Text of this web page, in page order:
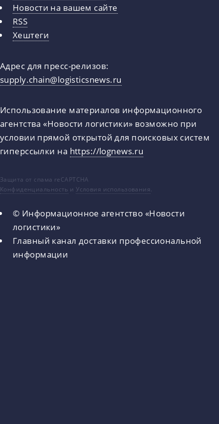
Новости на вашем сайте
RSS
Хештеги
Адрес для пресс-релизов:
supply.chain@logisticsnews.ru
Использование материалов информационного
агентства «Новости логистики» возможно при
условии прямой открытой для поисковых систем
гиперссылки на https://lognews.ru
Защита от спама reCAPTCHA
Конфиденциальность иУсловия использования.
© Информационное агентство «Новости
логистики»
Главный канал доставки профессиональной
информации